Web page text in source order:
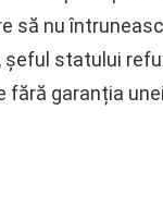
să nu
șeful statului
fără garanția